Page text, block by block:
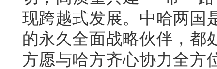
现跨越式发展。中哈两国
的永久全面战略伙伴，都
方愿与哈方齐心协力全方